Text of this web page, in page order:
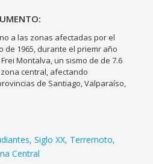
a las zonas afectadas por el
de 1965, durante el priemr año
Montalva, un sismo de de 7.6
central, afectando
de Santiago, Valparaíso,
Siglo XX Terremoto
Central